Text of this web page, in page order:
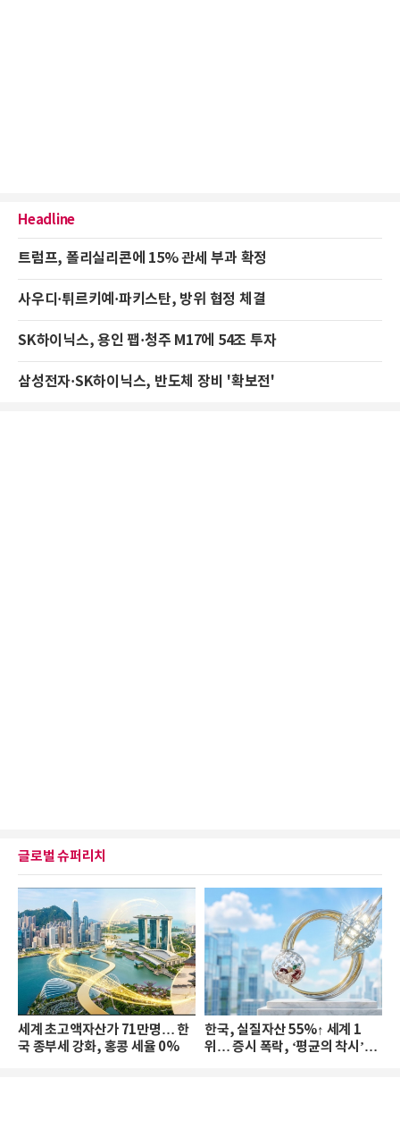
Headline
트럼프, 폴리실리콘에 15% 관세 부과 확정
사우디·튀르키예·파키스탄, 방위 협정 체결
SK하이닉스, 용인 팹·청주 M17에 54조 투자
삼성전자·SK하이닉스, 반도체 장비 '확보전'
글로벌 슈퍼리치
세계 초고액자산가 71만명… 한
국 종부세 강화, 홍콩 세율 0%
한국, 실질자산 55%↑ 세계 1
위… 증시 폭락, ‘평균의 착시’와